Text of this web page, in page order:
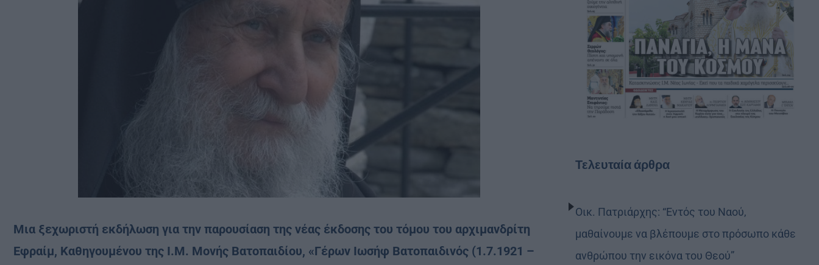
Μια ξεχωριστή εκδήλωση για την παρουσίαση της νέας έκδοσης του τόμου του αρχιμανδρίτη
Εφραίμ, Καθηγουμένου της Ι.Μ. Μονής Βατοπαιδίου, «Γέρων Ιωσήφ Βατοπαιδινός (1.7.1921 –
Τελευταία άρθρα
Οικ. Πατριάρχης: “Εντός του Ναού,
μαθαίνουμε να βλέπουμε στο πρόσωπο κάθε
ανθρώπου την εικόνα του Θεού”